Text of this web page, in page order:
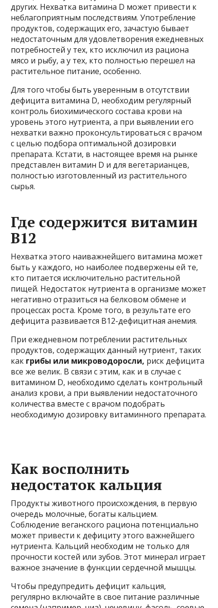
других. Нехватка витамина D может привести к
неблагоприятным последствиям. Употребление
продуктов, содержащих его, зачастую бывает
недостаточным для удовлетворения ежедневных
потребностей у тех, кто исключил из рациона
мясо и рыбу, а у тех, кто полностью перешел на
растительное питание, особенно.
Для того чтобы быть уверенным в отсутствии
дефицита витамина D, необходим регулярный
контроль биохимического состава крови на
уровень этого нутриента, а при выявлении его
нехватки важно проконсультироваться с врачом
с целью подбора оптимальной дозировки
препарата. Кстати, в настоящее время на рынке
представлен витамин D и для вегетарианцев,
полностью изготовленный из растительного
сырья.
Где содержится витамин
В12
Нехватка этого наиважнейшего витамина может
быть у каждого, но наиболее подвержены ей те,
кто питается исключительно растительной
пищей. Недостаток нутриента в организме может
негативно отразиться на белковом обмене и
процессах роста. Кроме того, в результате его
дефицита развивается В12-дефицитная анемия.
При ежедневном потреблении растительных
продуктов, содержащих данный нутриент, таких
как грибы или микроводоросли, риск дефицита
все же велик. В связи с этим, как и в случае с
витамином D, необходимо сделать контрольный
анализ крови, а при выявлении недостаточного
количества вместе с врачом подобрать
необходимую дозировку витаминного препарата.
Как восполнить
недостаток кальция
Продукты животного происхождения, в первую
очередь молочные, богаты кальцием.
Соблюдение веганского рациона потенциально
может привести к дефициту этого важнейшего
нутриента. Кальций необходим не только для
прочности костей или зубов. Этот минерал играет
важное значение в функции сердечной мышцы.
Чтобы предупредить дефицит кальция,
регулярно включайте в свое питание различные